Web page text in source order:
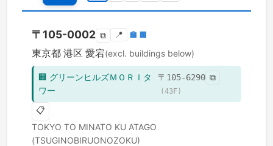
〒 105-0002 ⧉ 📍 🏣 🏢
東京都 港区 愛宕(excl. buildings below)
🏢 グリーンヒルズＭＯＲＩタ
ワー
〒 105-6290 ⧉
(43F)
📋
TOKYO TO MINATO KU ATAGO
(TSUGINOBIRUONOZOKU)